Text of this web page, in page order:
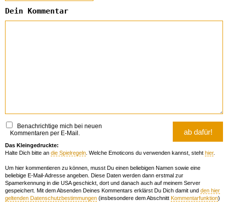
Dein Kommentar
Benachrichtige mich bei neuen
Kommentaren per E-Mail.
Das Kleingedruckte:
Halte Dich bitte an die Spielregeln . Welche Emoticons du verwenden kannst, steht hier.
Um hier kommentieren zu können, musst Du einen beliebigen Namen sowie eine
beliebige E-Mail-Adresse angeben. Diese Daten werden dann erstmal zur
Spamerkennung in die USA geschickt, dort und danach auch auf meinem Server
gespeichert. Mit dem Absenden Deines Kommentars erklärst Du Dich damit und den hier
geltenden Datenschutzbestimmungen (insbesondere dem Abschnitt Kommentarfunktion)